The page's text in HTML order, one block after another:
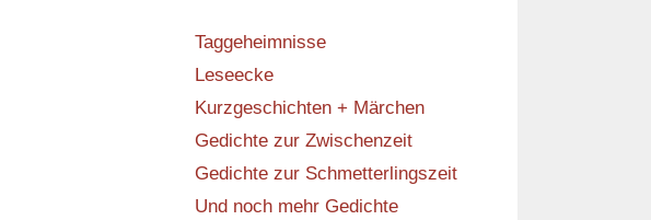
Taggeheimnisse
Leseecke
Kurzgeschichten + Märchen
Gedichte zur Zwischenzeit
Gedichte zur Schmetterlingszeit
Und noch mehr Gedichte